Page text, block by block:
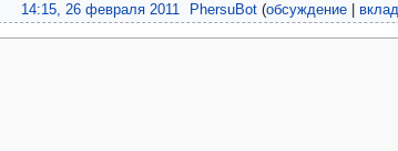
14:15, 26 февраля 2011 PhersuBot обсуждение